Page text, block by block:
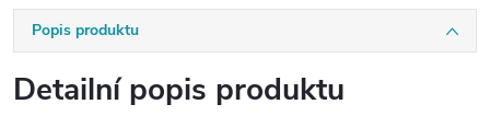
Popis produktu
Detailní popis produktu